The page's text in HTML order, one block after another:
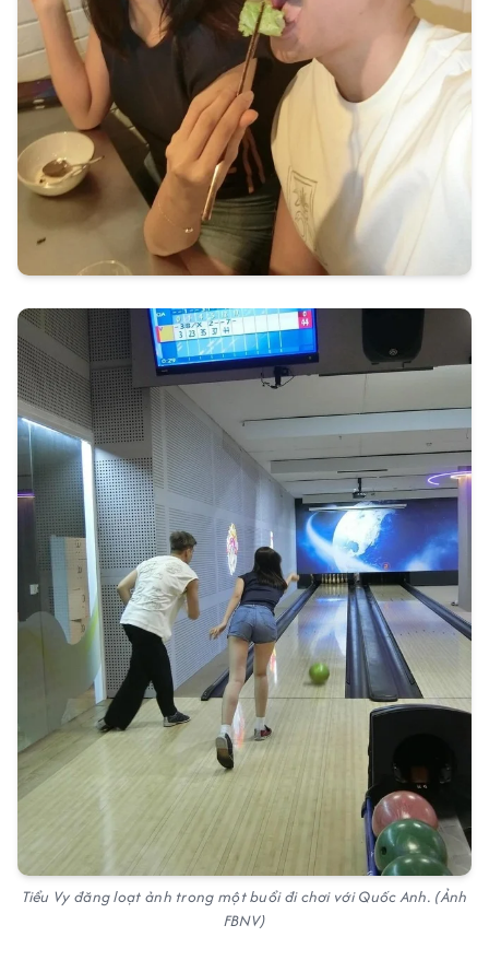
Tiểu Vy đăng loạt ảnh trong một buổi đi chơi với Quốc Anh. (Ảnh
FBNV)